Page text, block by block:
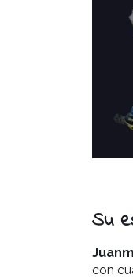
Su
con